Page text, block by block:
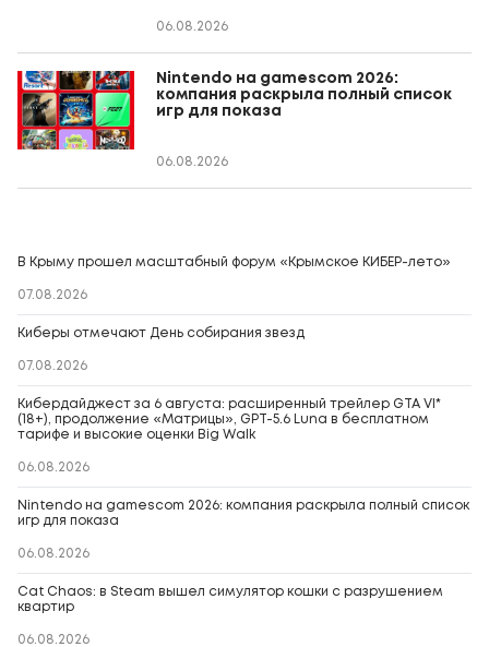
06.08.2026
Nintendo на gamescom 2026:
компания раскрыла полный список
игр для показа
06.08.2026
В Крыму прошел масштабный форум «Крымское КИБЕР-лето»
07.08.2026
Киберы отмечают День собирания звезд
07.08.2026
Кибердайджест за 6 августа: расширенный трейлер GTA VI*
(18+), продолжение «Матрицы», GPT-5.6 Luna в бесплатном
тарифе и высокие оценки Big Walk
06.08.2026
Nintendo на gamescom 2026: компания раскрыла полный список
игр для показа
06.08.2026
Cat Chaos: в Steam вышел симулятор кошки с разрушением
квартир
06.08.2026